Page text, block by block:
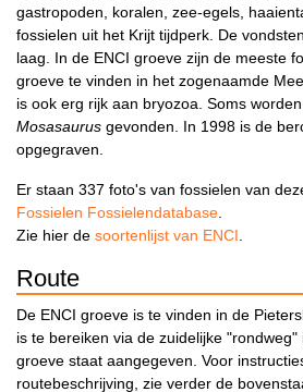
gastropoden, koralen, zee-egels,
fossielen uit het Krijt tijdperk. De
laag. In de ENCI groeve zijn de meeste
groeve te vinden in het zogenaamde
is ook erg rijk aan bryozoa. Soms
Mosasaurus gevonden. In 1998 is de
opgegraven.
Er staan 337 foto's van fossielen van
Fossielen Fossielendatabase.
Zie hier de soortenlijst van ENCI.
Route
De ENCI groeve is te vinden in de
is te bereiken via de zuidelijke
groeve staat aangegeven. Voor
routebeschrijving, zie verder de